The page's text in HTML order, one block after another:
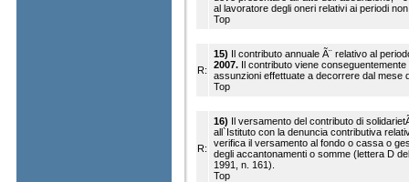
al lavoratore degli oneri relativi ai periodi
Top
R:
15) Il contributo annuale Ã¨ relativo al
2007.Il contributo viene conseguentemente
assunzioni effettuate a decorrere dal mese
Top
R:
16) Il versamento del contributo di
all`Istituto con la denuncia contributiva
verifica il versamento al fondo o cassa o
degli accantonamenti o somme (lettera D
1991, n. 161).
Top